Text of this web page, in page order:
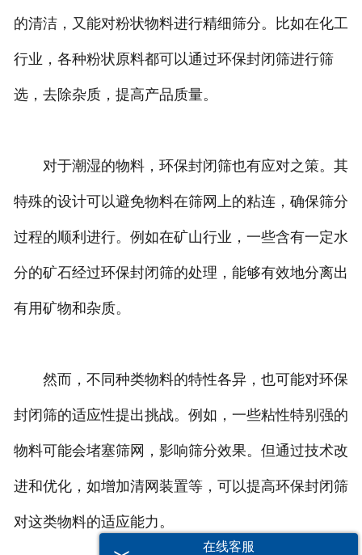
的清洁，又能对粉状物料进行精细筛分。比如在化工
行业，各种粉状原料都可以通过环保封闭筛进行筛
选，去除杂质，提高产品质量。
对于潮湿的物料，环保封闭筛也有应对之策。其
特殊的设计可以避免物料在筛网上的粘连，确保筛分
过程的顺利进行。例如在矿山行业，一些含有一定水
分的矿石经过环保封闭筛的处理，能够有效地分离出
有用矿物和杂质。
然而，不同种类物料的特性各异，也可能对环保
封闭筛的适应性提出挑战。例如，一些粘性特别强的
物料可能会堵塞筛网，影响筛分效果。但通过技术改
进和优化，如增加清网装置等，可以提高环保封闭筛
对这类物料的适应能力。
在线客服